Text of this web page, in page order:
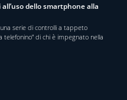
dello smartphone alla
serie di controlli a tappeto
di chi è impegnato nella